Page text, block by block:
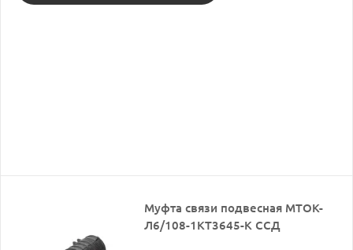
Муфта связи подвесная МТОК-
Л6/108-1КТ3645-К ССД